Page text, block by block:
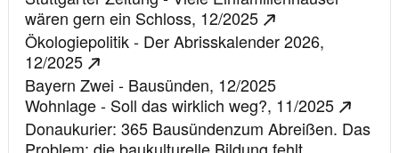
wären gern ein Schloss, 12/2025
Ökologiepolitik - Der Abrisskalender 2026,
12/2025
Bayern Zwei - Bausünden, 12/2025
Wohnlage - Soll das wirklich weg?, 11/2025
Donaukurier: 365 Bausündenzum Abreißen. Das